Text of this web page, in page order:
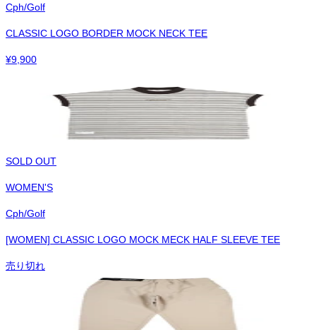
Cph/Golf
CLASSIC LOGO BORDER MOCK NECK TEE
¥9,900
SOLD OUT
WOMEN'S
Cph/Golf
[WOMEN] CLASSIC LOGO MOCK MECK HALF SLEEVE TEE
売り切れ